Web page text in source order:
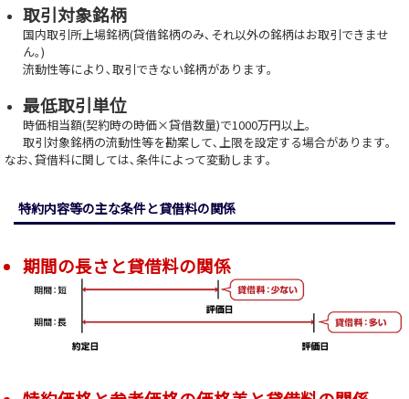
取引対象銘柄
国内取引所上場銘柄(貸借銘柄のみ､それ以外の銘柄はお取引できませ
ん｡)
流動性等により､取引できない銘柄があります｡
最低取引単位
時価相当額(契約時の時価×貸借数量)で1000万円以上｡
取引対象銘柄の流動性等を勘案して､上限を設定する場合があります｡
なお､貸借料に関しては､条件によって変動します｡
特約内容等の主な条件と貸借料の関係
期間の長さと貸借料の関係